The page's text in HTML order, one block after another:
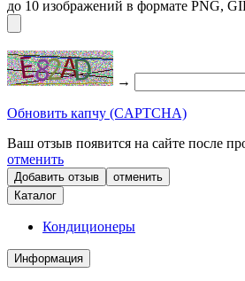
до 10 изображений в формате PNG,
→
Обновить капчу (CAPTCHA)
Ваш отзыв появится на сайте после
отменить
отменить
Каталог
Кондиционеры
Информация